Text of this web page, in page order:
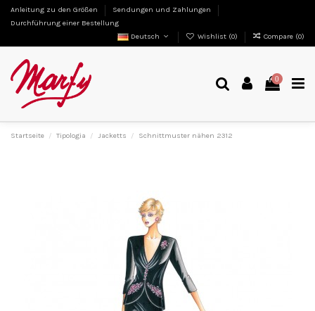
Anleitung zu den Größen
Sendungen und Zahlungen
Durchführung einer Bestellung
Deutsch
Wishlist (0) Compare (0)
0
Startseite Tipologia Jacketts Schnittmuster nähen 2312